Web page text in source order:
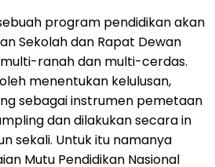
program pendidikan akan
Sekolah dan Rapat Dewan
ranah dan multi-cerdas.
menentukan kelulusan,
sebagai instrumen pemetaan
dan dilakukan secara in
sekali. Untuk itu namanya
Mutu Pendidikan Nasional